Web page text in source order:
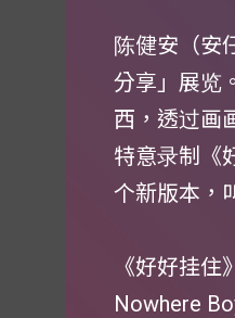
陈健安（安
分享」展览
西，透过画
特意录制《
个新版本，
《好好挂
Nowhere